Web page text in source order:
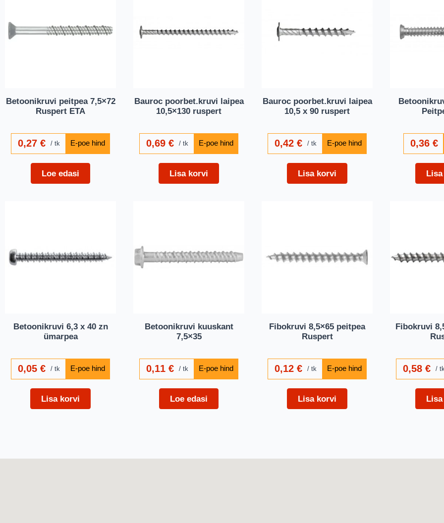
Betoonikruvi peitpea 7,5×72
Ruspert ETA
0,27€ tk
Loe edasi
Bauroc poorbet.kruvi laipea
10,5×130 ruspert
0,69€ tk
Lisa korvi
Bauroc poorbet.kruvi laipea
10,5 x 90 ruspert
0,42€ tk
Lisa korvi
0,36€
Betoonikruvi 6,3 x 40 zn
ümarpea
0,05€ tk
Lisa korvi
Betoonikruvi kuuskant
7,5×35
0,11€ tk
Loe edasi
Fibokruvi 8,5×65 peitpea
Ruspert
0,12€ tk
Lisa korvi
Fibokruvi
0,58€